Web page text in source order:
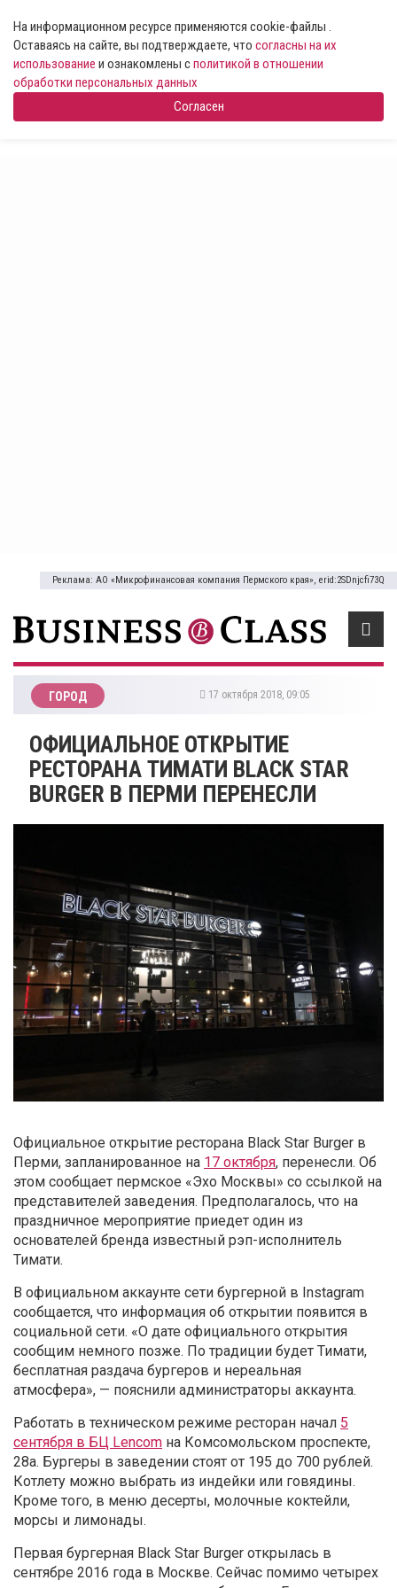
На информационном ресурсе применяются cookie-файлы .
Оставаясь на сайте, вы подтверждаете, что согласны на их
использование и ознакомлены сполитикой в отношении
обработки персональных данных
Согласен
Реклама: АО «Микрофинансовая компания Пермского края», erid:2SDnjcfi73Q
ГОРОД 17 октября 2018, 09:05
ОФИЦИАЛЬНОЕ ОТКРЫТИЕ
РЕСТОРАНА ТИМАТИ BLACK STAR
BURGER В ПЕРМИ ПЕРЕНЕСЛИ
Официальное открытие ресторана Black Star Burger в
Перми, запланированное на 17 октября, перенесли. Об
этом сообщает пермское «Эхо Москвы» со ссылкой на
представителей заведения. Предполагалось, что на
праздничное мероприятие приедет один из
основателей бренда известный рэп-исполнитель
Тимати.
В официальном аккаунте сети бургерной в Instagram
сообщается, что информация об открытии появится в
социальной сети. «О дате официального открытия
сообщим немного позже. По традиции будет Тимати,
бесплатная раздача бургеров и нереальная
атмосфера», — пояснили администраторы аккаунта.
Работать в техническом режиме ресторан начал 5
сентября в БЦ Lencom на Комсомольском проспекте,
28а. Бургеры в заведении стоят от 195 до 700 рублей.
Котлету можно выбрать из индейки или говядины.
Кроме того, в меню десерты, молочные коктейли,
морсы и лимонады.
Первая бургерная Black Star Burger открылась в
сентябре 2016 года в Москве. Сейчас помимо четырех